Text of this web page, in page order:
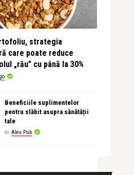
strategia
care poate reduce
„rău” cu până la 30%
Beneficiile suplimentelor
pentru slăbit asupra sănătății
tale
de Alex Pub